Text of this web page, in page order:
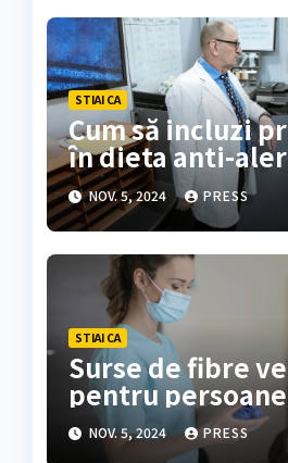
STIAI CA
Cum să incluzi
în dieta anti-
NOV. 5, 2024 PRESS
STIAI CA
Surse de fibre
pentru
alergice
NOV. 5, 2024 PRESS